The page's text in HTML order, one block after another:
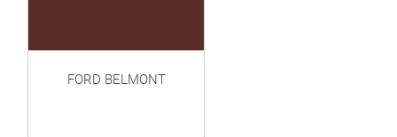
FORD BELMONT